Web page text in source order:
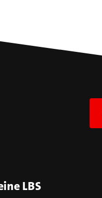
LBS